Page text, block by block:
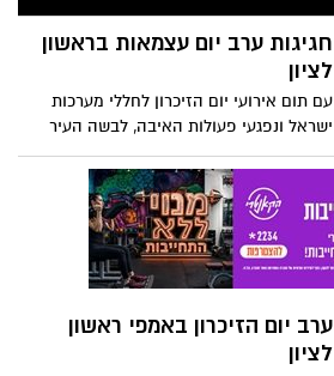
במיוחד.
חגיגות ערב יום עצמאות בראשון
לציון
עם תום אירועי יום הזיכרון לחללי מערכות
ישראל ונפגעי פעולות האיבה, לבשה העיר
ראשון לציון חג וחגגה את יום העצמאות ה-67
למדינת ישראל. אירועי החג התקיימו בשמונה
במות ברחבי העיר- גן המושבה, בית העם,
הרובע, פארק הזיכרון, נאות שקמה, שיכון
המזרח, רמת אליהו ונווה חוף.
ערב יום הזיכרון באמפי ראשון
לציון